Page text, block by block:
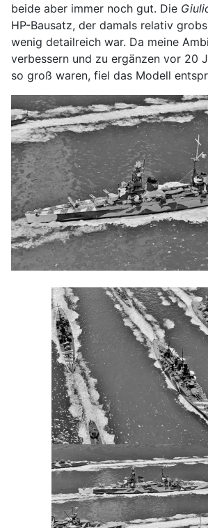
beide aber immer noch gut. Die
HP-Bausatz, der damals relativ
wenig detailreich war. Da meine
verbessern und zu ergänzen vor 20
so groß waren, fiel das Modell